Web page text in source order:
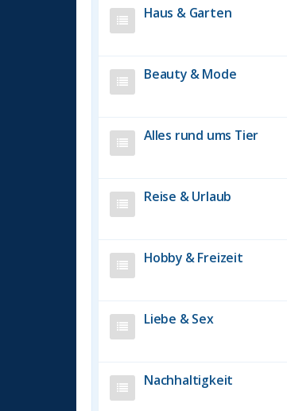
Haus & Garten
Beauty & Mode
Alles rund ums Tier
Reise & Urlaub
Hobby & Freizeit
Liebe & Sex
Nachhaltigkeit